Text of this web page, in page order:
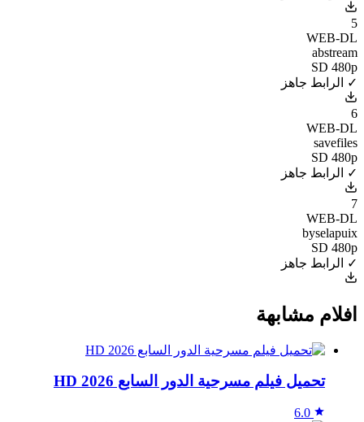
5
WEB-DL
abstream
SD 480p
✓ الرابط جاهز
6
WEB-DL
savefiles
SD 480p
✓ الرابط جاهز
7
WEB-DL
byselapuix
SD 480p
✓ الرابط جاهز
افلام مشابهة
تحميل فيلم مسرحية الدور السابع 2026 HD
6.0